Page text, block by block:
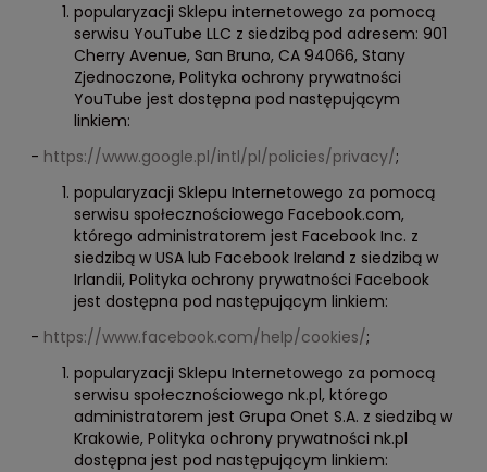
popularyzacji Sklepu internetowego za pomocą
serwisu YouTube LLC z siedzibą pod adresem: 901
Cherry Avenue, San Bruno, CA 94066, Stany
Zjednoczone, Polityka ochrony prywatności
YouTube jest dostępna pod następującym
linkiem:
- https://www.google.pl/intl/pl/policies/privacy/;
popularyzacji Sklepu Internetowego za pomocą
serwisu społecznościowego Facebook.com,
którego administratorem jest Facebook Inc. z
siedzibą w USA lub Facebook Ireland z siedzibą w
Irlandii, Polityka ochrony prywatności Facebook
jest dostępna pod następującym linkiem:
- https://www.facebook.com/help/cookies/;
popularyzacji Sklepu Internetowego za pomocą
serwisu społecznościowego nk.pl, którego
administratorem jest Grupa Onet S.A. z siedzibą w
Krakowie, Polityka ochrony prywatności nk.pl
dostępna jest pod następującym linkiem: